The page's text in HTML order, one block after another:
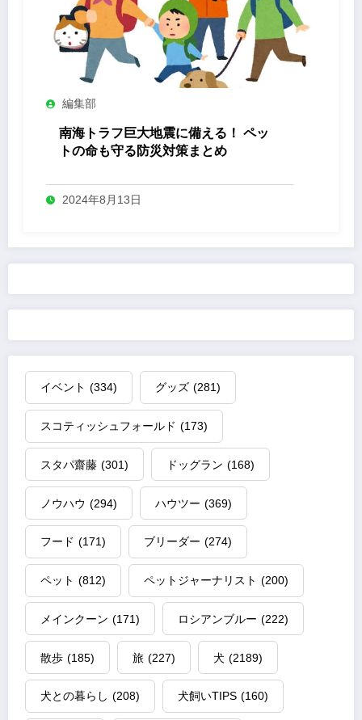
編集部
南海トラフ巨大地震に備える！ ペッ
トの命も守る防災対策まとめ
2024年8月13日
イベント (334) グッズ (281)
スコティッシュフォールド (173)
スタパ齋藤 (301) ドッグラン (168)
ノウハウ (294) ハウツー (369)
フード (171) ブリーダー (274)
ペット (812) ペットジャーナリスト (200)
メインクーン (171) ロシアンブルー (222)
散歩 (185) 旅 (227) 犬 (2189)
犬との暮らし (208) 犬飼いTIPS (160)